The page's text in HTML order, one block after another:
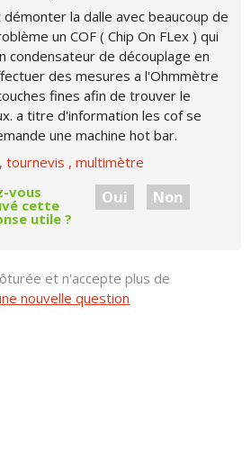
démonter la dalle avec beaucoup de
un COF ( Chip On FLex ) qui
condensateur de découplage en
des mesures a l'Ohmmètre
fines afin de trouver le
a titre d'information les cof se
une machine hot bar.
tournevis , multimètre
vous
cette
utile ?
Oui Non
et n'accepte plus de
nouvelle question